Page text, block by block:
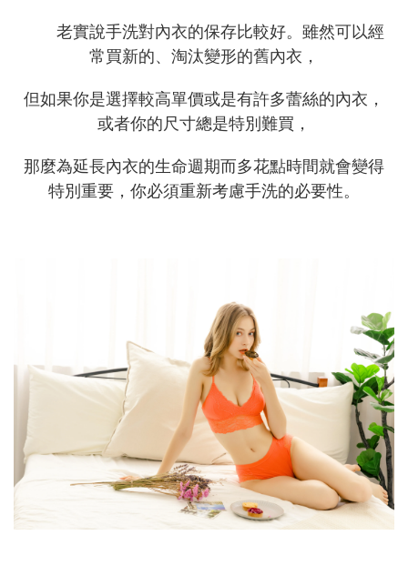
老實說手洗對內衣的保存比較好。雖然可以經
常買新的、淘汰變形的舊內衣，
但如果你是選擇較高單價或是有許多蕾絲的內衣，
或者你的尺寸總是特別難買，
那麼為延長內衣的生命週期而多花點時間就會變得
特別重要，你必須重新考慮手洗的必要性。